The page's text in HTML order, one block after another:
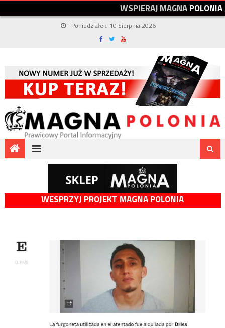
WSPIERAJMAGNAPOLONIA
Poniedziałek, 10 Sierpnia 2026
WESPRZYJ PROJEKT MAGNA POLONIA